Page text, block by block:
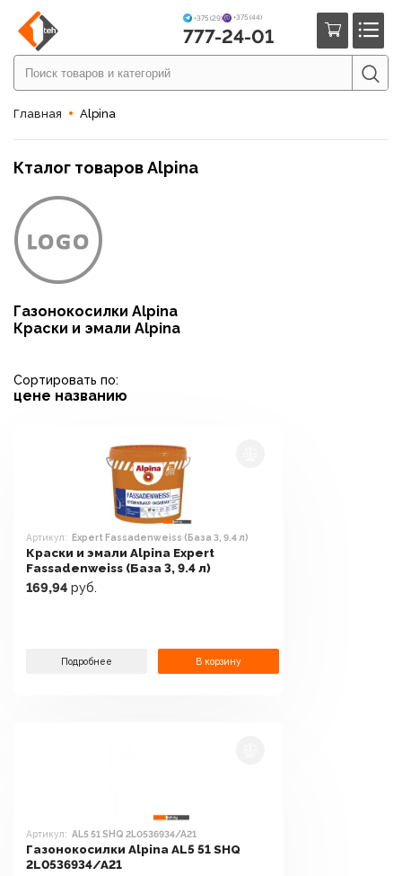
+375 (29) +375 (44)
777-24-01
Главная Alpina
Кталог товаров Alpina
Газонокосилки Alpina
Краски и эмали Alpina
Сортировать по:
цене названию
Артикул: Expert Fassadenweiss (База 3, 9.4 л)
Краски и эмали Alpina Expert
Fassadenweiss (База 3, 9.4 л)
169,94 руб.
Подробнее В корзину
Артикул: AL5 51 SHQ 2L0536934/A21
Газонокосилки Alpina AL5 51 SHQ
2L0536934/A21